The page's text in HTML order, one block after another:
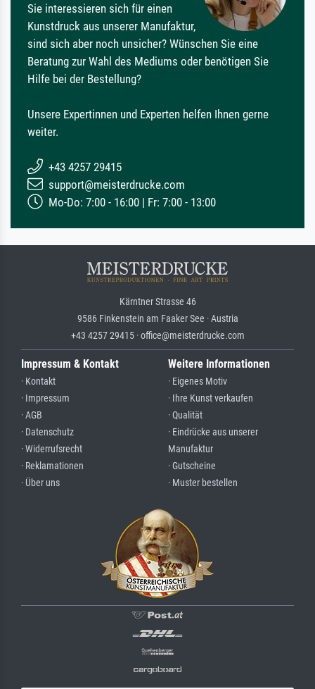
Sie interessieren sich für einen
Kunstdruck aus unserer Manufaktur,
sind sich aber noch unsicher? Wünschen Sie eine
Beratung zur Wahl des Mediums oder benötigen Sie
Hilfe bei der Bestellung?
Unsere Expertinnen und Experten helfen Ihnen gerne
weiter.
+43 4257 29415
support@meisterdrucke.com
Mo-Do: 7:00 - 16:00 | Fr: 7:00 - 13:00
Kärntner Strasse 46
9586 Finkenstein am Faaker See · Austria
+43 4257 29415 · office@meisterdrucke.com
Impressum & Kontakt
· Kontakt
· Impressum
· AGB
· Datenschutz
· Widerrufsrecht
· Reklamationen
· Über uns
Weitere Informationen
· Eigenes Motiv
· Ihre Kunst verkaufen
· Qualität
· Eindrücke aus unserer
Manufaktur
· Gutscheine
· Muster bestellen